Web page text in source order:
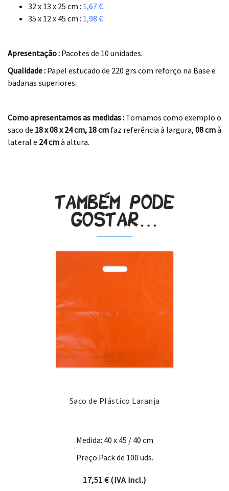
32 x 13 x 25 cm : 1,67 €
35 x 12 x 45 cm : 1,98 €
Apresentação : Pacotes de 10 unidades.
Qualidade : Papel estucado de 220 grs com reforço na Base e
badanas superiores.
Como apresentamos as medidas : Tomamos como exemplo o
saco de 18 x 08 x 24cm, 18 cm faz referência à largura, 08 cmà
lateral e 24 cmà altura.
Também pode
gostar…
Saco de Plástico Laranja
Medida: 40 x 45 / 40 cm
Preço Pack de 100 uds.
17,51€(IVA incl.)